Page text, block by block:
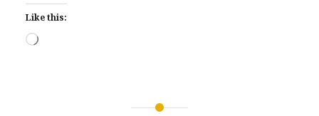
Like this:
Loading…